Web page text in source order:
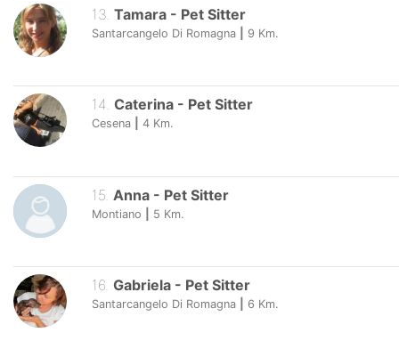
13. Tamara - Pet Sitter
Santarcangelo Di Romagna 9 Km.
14. Caterina - Pet Sitter
Cesena 4 Km.
15 Anna - Pet Sitter
Montiano 5 Km.
16 Gabriela - Pet Sitter
Santarcangelo Di Romagna 6 Km.